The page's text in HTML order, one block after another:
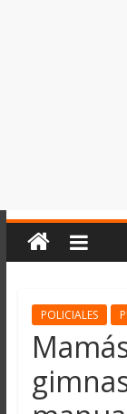
POLICIALES